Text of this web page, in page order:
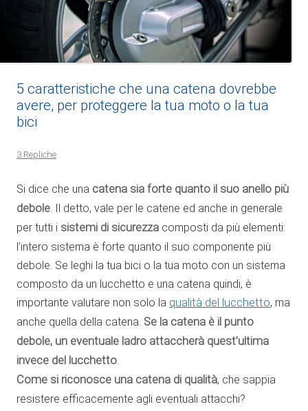
5 caratteristiche che una catena dovrebbe
avere, per proteggere la tua moto o la tua
bici
3 Repliche
Si dice che una catena sia forte quanto il suo anello più
debole . Il detto, vale per le catene ed anche in generale
per tutti i sistemi di sicurezza composti da più elementi:
l’intero sistema è forte quanto il suo componente più
debole. Se leghi la tua bici o la tua moto con un sistema
composto da un lucchetto e una catena quindi, è
importante valutare non solo la qualità del lucchetto, ma
anche quella della catena. Se la catena è il punto
debole, un eventuale ladro attaccherà quest’ultima
invece del lucchetto
Come si riconosce una catena di qualità, che sappia
resistere efficacemente agli eventuali attacchi?